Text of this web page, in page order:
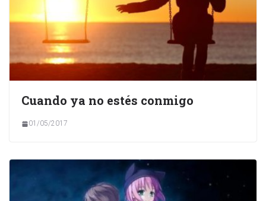
Cuando ya no estés conmigo
01/05/2017